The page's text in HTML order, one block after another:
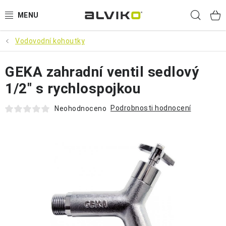
na
VÝPRODEJ
🌱 ZAHRADA 🌱
💦 SUDY NA VODU 💦
SUDY NA VÍNO
Vodovodní kohoutky
GEKA zahradní ventil sedlový
1/2" s rychlospojkou
Neohodnoceno Podrobnosti hodnocení